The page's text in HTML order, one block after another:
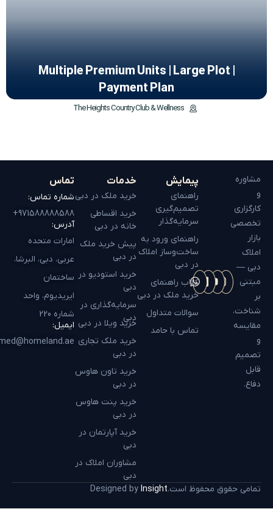
Multiple Premium Units | Large Plot |
Payment Plan
The Heights Country Club & Wellness
مشاوره
کارگزاری
تخصصی
بازار
املاک
دبی —
مبتنی
شناخت،
مقایسه
تصمیم
قابل
دفاع.
پیمایش
راهنمای
تصمیم‌گیری
سرمایه‌گذار
راهنمای ورود به
ساخت‌وساز املاک
در دبی
کتاب راهنمای
خرید ملک در دبی
سوالات متداول
تماس با حامد
خدمات
خرید ملک در دبی
خرید اقساطی
خانه در دبی
پیش خرید ملک
در دبی
خرید استودیو در
دبی
سرمایه‌گذاری در
دبیخرید ویلا در دبی
خرید ملک تجاری
در دبی
خرید تاون هاوس
در دبی
خرید پنت هاوس
در دبی
خرید آپارتمان در
دبی
مشاوران املاک در
دبی
تماس
شماره تماس:
971588888588+
آدرس:
امارات متحده
عربی، دبی، البرشا،
ساختمان
ایریدیوم، واحد
شماره 220
ایمیل:
hamed@homeland.ae
تمامی حقوق محفوظ است. Designed byInsight